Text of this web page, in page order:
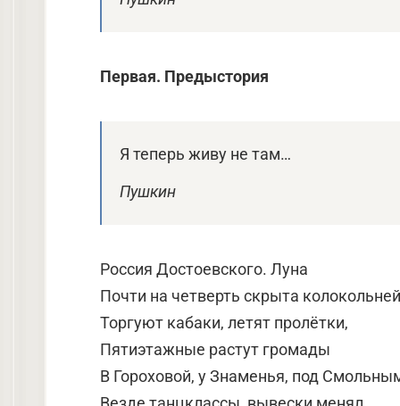
Первая. Предыстория
Я теперь живу не там…
Пушкин
Россия Достоевского. Луна
Почти на четверть скрыта
Торгуют кабаки, летят пролётки,
Пятиэтажные растут громады
В Гороховой, у Знаменья, под